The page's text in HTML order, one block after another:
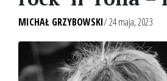
MICHAŁ GRZYBOWSKI/ 24 maja, 2023